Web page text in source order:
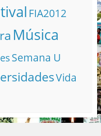
FIA2012
Música
Semana U
Vida